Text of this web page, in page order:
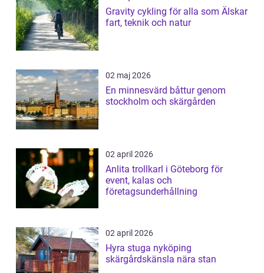
Gravity cykling för alla som Älskar
fart, teknik och natur
02 maj 2026
En minnesvärd båttur genom
stockholm och skärgården
02 april 2026
Anlita trollkarl i Göteborg för
event, kalas och
företagsunderhållning
02 april 2026
Hyra stuga nyköping
skärgårdskänsla nära stan